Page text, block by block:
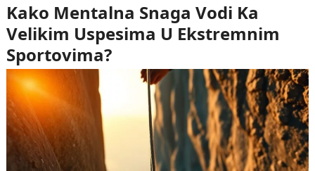
Kako Mentalna Snaga Vodi Ka
Velikim Uspesima U Ekstremnim
Sportovima?